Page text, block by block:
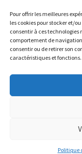
Pour offrir les meilleures
les cookies pour stocker et/
consentir à ces technologies
comportement de navigation
consentir ou de retirer son
caractéristiques et fonctions.
Politique
personnes trans
santé
sida trans
vih
violences